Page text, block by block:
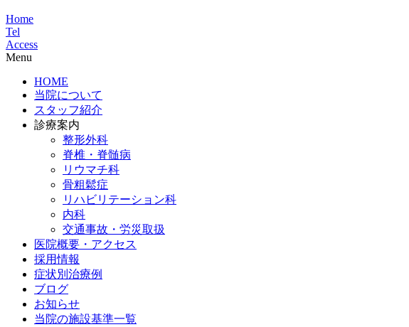
Home
Tel
Access
Menu
HOME
当院について
スタッフ紹介
診療案内
整形外科
脊椎・脊髄病
リウマチ科
骨粗鬆症
リハビリテーション科
内科
交通事故・労災取扱
医院概要・アクセス
採用情報
症状別治療例
ブログ
お知らせ
当院の施設基準一覧